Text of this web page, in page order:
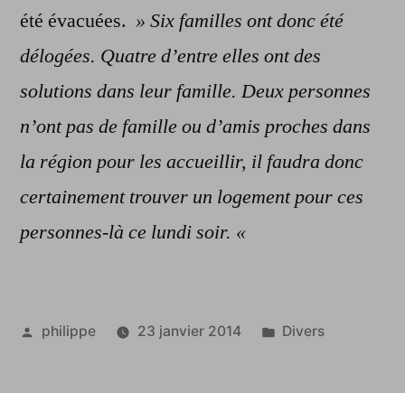
été évacuées. » Six familles ont donc été
délogées. Quatre d’entre elles ont des
solutions dans leur famille. Deux personnes
n’ont pas de famille ou d’amis proches dans
la région pour les accueillir, il faudra donc
certainement trouver un logement pour ces
personnes-là ce lundi soir. «
Publié
philippe 23 janvier 2014
Publié
Divers